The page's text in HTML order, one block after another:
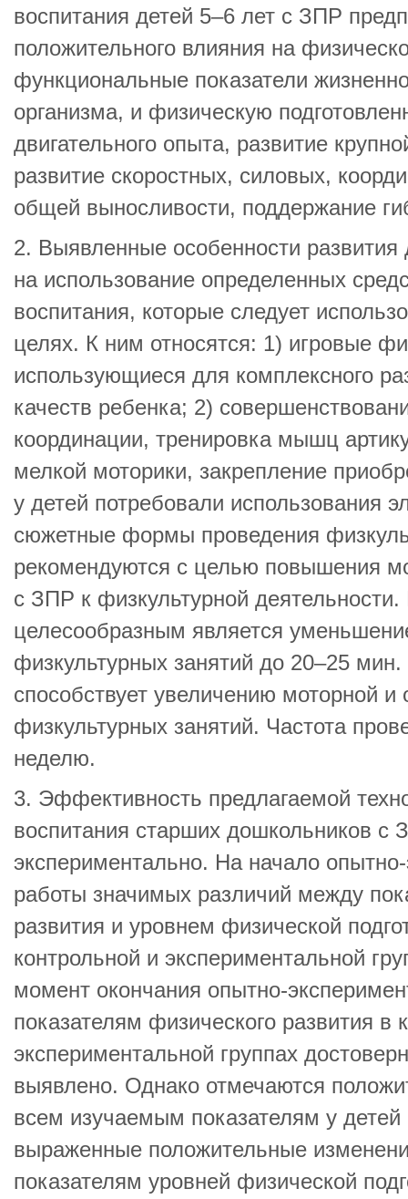
воспитания детей 5–6 лет с ЗПР
положительного влияния на
функциональные показатели
организма, и физическую
двигательного опыта, развитие
развитие скоростных, силовых,
общей выносливости, поддержание
2. Выявленные особенности
на использование определенных
воспитания, которые следует
целях. К ним относятся: 1) игровые
использующиеся для комплексного
качеств ребенка; 2)
координации, тренировка мышц
мелкой моторики, закрепление
у детей потребовали использования
сюжетные формы проведения
рекомендуются с целью повышения
с ЗПР к физкультурной деятельности.
целесообразным является
физкультурных занятий до 20–25
способствует увеличению моторной и
физкультурных занятий. Частота
неделю.
3. Эффективность предлагаемой
воспитания старших дошкольников с
экспериментально. На начало
работы значимых различий между
развития и уровнем физической
контрольной и экспериментальной
момент окончания опытно-
показателям физического развития в
экспериментальной группах
выявлено. Однако отмечаются
всем изучаемым показателям у
выраженные положительные
показателям уровней физической